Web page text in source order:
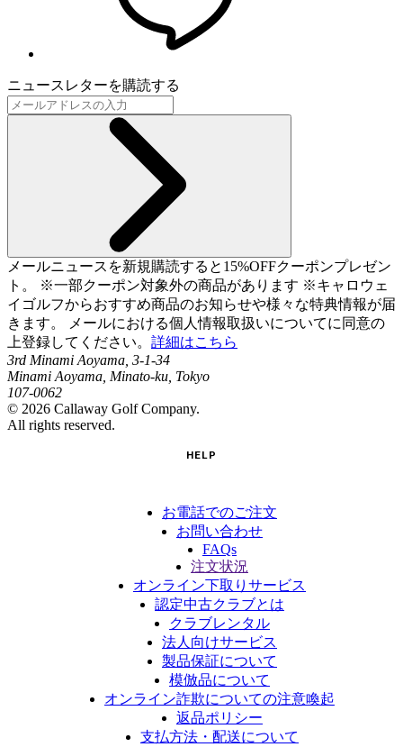
ニュースレターを購読する
メールニュースを新規購読すると15%OFFクーポンプレゼン
ト。 ※一部クーポン対象外の商品があります ※キャロウェ
イゴルフからおすすめ商品のお知らせや様々な特典情報が届
きます。 メールにおける個人情報取扱いについてに同意の
上登録してください。 詳細はこちら
3rd Minami Aoyama, 3-1-34
Minami Aoyama, Minato-ku, Tokyo
107-0062
© 2026 Callaway Golf Company.
All rights reserved.
HELP
お電話でのご注文
お問い合わせ
FAQs
注文状況
オンライン下取りサービス
認定中古クラブとは
クラブレンタル
法人向けサービス
製品保証について
模倣品について
オンライン詐欺についての注意喚起
返品ポリシー
支払方法・配送について